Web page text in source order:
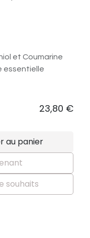
et Coumarine
essentielle
au panier
souhaits
23,80 €